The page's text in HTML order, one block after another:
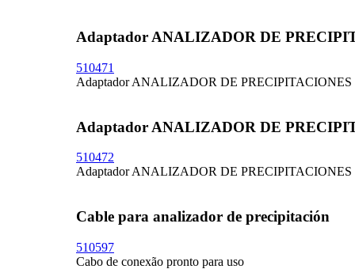
Adaptador ANALIZADOR DE
510471
Adaptador ANALIZADOR DE PRECIPITACIONES
Adaptador ANALIZADOR DE
510472
Adaptador ANALIZADOR DE PRECIPITACIONES
Cable para analizador de precipitación
510597
Cabo de conexão pronto para uso